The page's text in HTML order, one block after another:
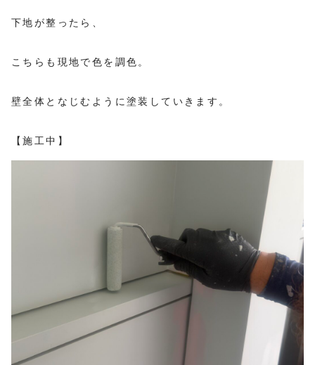
下地が整ったら、
こちらも現地で色を調色。
壁全体となじむように塗装していきます。
【施工中】